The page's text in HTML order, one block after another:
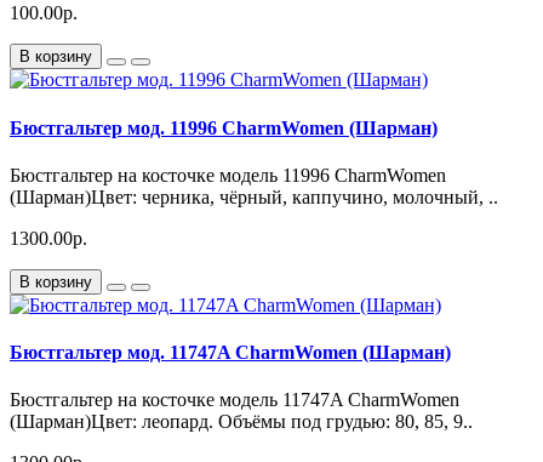
100.00р.
В корзину
Бюстгальтер мод. 11996 CharmWomen (Шарман)
Бюстгальтер на косточке модель 11996 CharmWomen
(Шарман)Цвет: черника, чёрный, каппучино, молочный, ..
1300.00р.
В корзину
Бюстгальтер мод. 11747A CharmWomen (Шарман)
Бюстгальтер на косточке модель 11747A CharmWomen
(Шарман)Цвет: леопард. Объёмы под грудью: 80, 85, 9..